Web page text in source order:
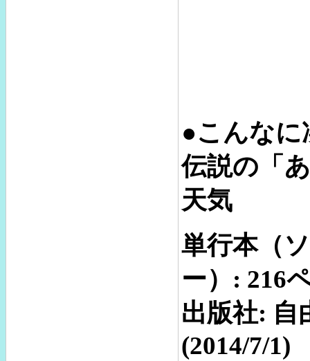
●こんな
伝説の「
天気
単行本（
ー）: 216
出版社: 自
(2014/7/1)